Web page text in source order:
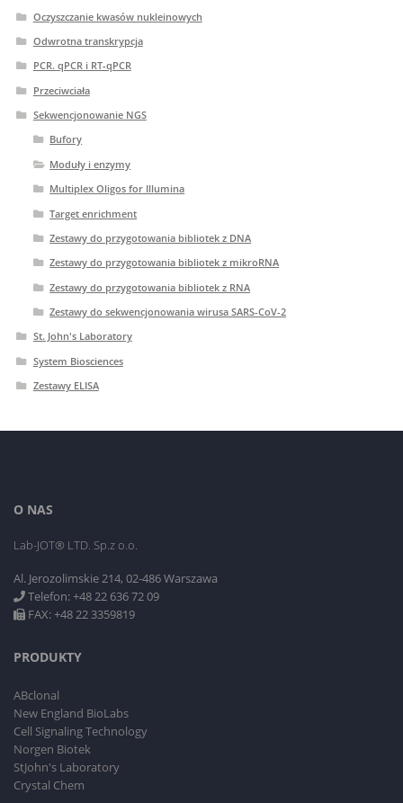
Oczyszczanie kwasów nukleinowych
Odwrotna transkrypcja
PCR. qPCR i RT-qPCR
Przeciwciała
Sekwencjonowanie NGS
Bufory
Moduły i enzymy
Multiplex Oligos for Illumina
Target enrichment
Zestawy do przygotowania bibliotek z DNA
Zestawy do przygotowania bibliotek z mikroRNA
Zestawy do przygotowania bibliotek z RNA
Zestawy do sekwencjonowania wirusa SARS-CoV-2
St. John's Laboratory
System Biosciences
Zestawy ELISA
O NAS
Lab-JOT® LTD. Sp.z o.o.
Al. Jerozolimskie 214, 02-486 Warszawa
Telefon: +48 22 636 72 09
FAX: +48 22 3359819
PRODUKTY
ABclonal
New England BioLabs
Cell Signaling Technology
Norgen Biotek
StJohn's Laboratory
Crystal Chem